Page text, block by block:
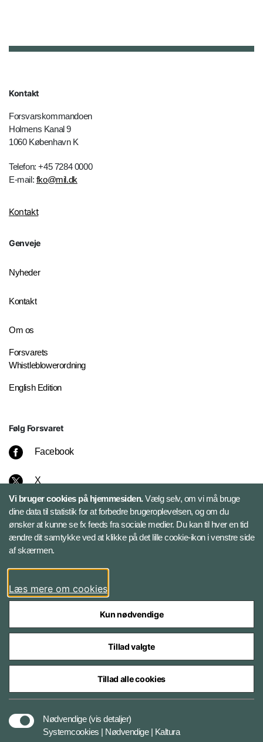
Kontakt
Forsvarskommandoen
Holmens Kanal 9
1060 København K
Telefon: +45 7284 0000
E-mail: fko@mil.dk
Kontakt
Genveje
Nyheder
Kontakt
Om os
Forsvarets
Whistleblowerordning
English Edition
Følg Forsvaret
Facebook
X
Instagram
Bluesky
LinkedIn
Styrelser og myndigheder under Forsvarsministeriet
Vi bruger cookies på hjemmesiden.Vælg selv, om vi må bruge
dine data til statistik for at forbedre brugeroplevelsen, og om du
ønsker at kunne se fx feeds fra sociale medier. Du kan til hver en tid
ændre dit samtykke ved at klikke på det lille cookie-ikon i venstre side
af skærmen.
Læs mere om cookies
Kun nødvendige
Tillad valgte
Tillad alle cookies
Nødvendige (vis detaljer)
Systemcookies | Nødvendige | Kaltura